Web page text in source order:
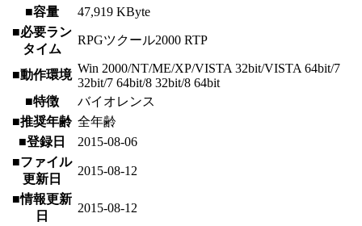
■容量
47,919 KByte
■必要ラン
タイム
RPGツクール2000 RTP
■動作環境 Win 2000/NT/ME/XP/VISTA 32bit/VISTA 64bit/7
32bit/7 64bit/8 32bit/8 64bit
■特徴
バイオレンス
■推奨年齢 全年齢
■登録日
2015-08-06
■ファイル
更新日
2015-08-12
■情報更新
日
2015-08-12